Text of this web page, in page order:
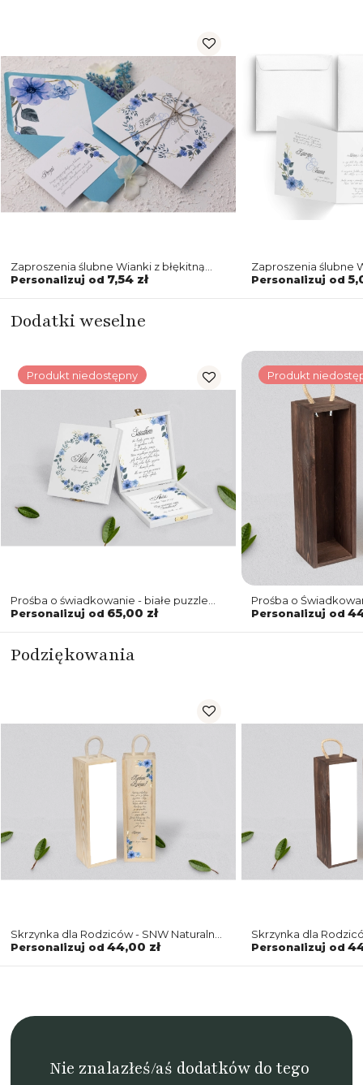
Zaproszenia ślubne Wianki z błękitną
kopertą, wkładką i sznurkiem
Personalizuj od 7,54 zł
Zaproszenia ślubne
Personalizuj od
Dodatki weselne
Produkt niedostępny
Prośba o świadkowanie - białe puzzle
Akwarelowe Wianki Motyw 1
Personalizuj od 65,00 zł
Produkt
Prośba o
Akwarelowe Wianki
Personalizuj od
Podziękowania
Skrzynka dla Rodziców - SNW Naturalna
Akwarelowe Wianki Motyw 1
Personalizuj od 44,00 zł
Skrzynka dla
Akwarelowe Wianki
Personalizuj od
Nie znalazłeś/aś dodatków do tego